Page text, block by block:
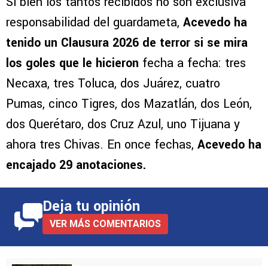
responsabilidad del guardameta, Acevedo ha
tenido un Clausura 2026 de terror si se mira
los goles que le hicieron fecha a fecha: tres
Necaxa, tres Toluca, dos Juárez, cuatro
Pumas, cinco Tigres, dos Mazatlán, dos León,
dos Querétaro, dos Cruz Azul, uno Tijuana y
ahora tres Chivas. En once fechas, Acevedo ha
encajado 29 anotaciones.
Deja tu opinión
VER MÁS COMENTARIOS